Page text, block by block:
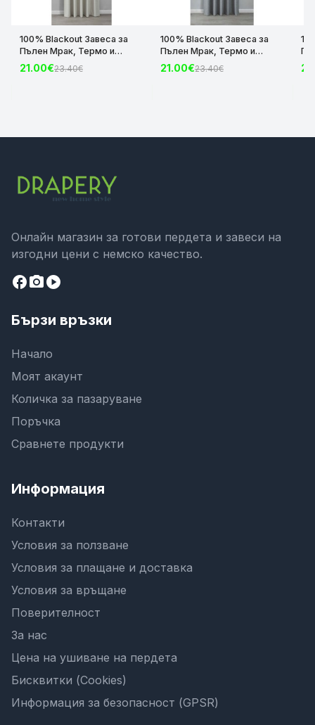
100% Blackout Завеса за
Пълен Мрак, Термо и
Шумоизолираща с коланче
цвят Крем, 175х140 и
21.00€23.40€
100% Blackout Завеса за
Пълен Мрак, Термо и
Шумоизолираща с коланче
цвят Сив, 175х140 и
21.00€23.40€
Онлайн магазин за готови пердета и завеси на
изгодни цени с немско качество.
facebookcamera_altplay_circle
Бързи връзки
Начало
Моят акаунт
Количка за пазаруване
Поръчка
Сравнете продукти
Информация
Контакти
Условия за ползване
Условия за плащане и доставка
Условия за връщане
Поверителност
За нас
Цена на ушиване на пердета
Бисквитки (Cookies)
Информация за безопасност (GPSR)